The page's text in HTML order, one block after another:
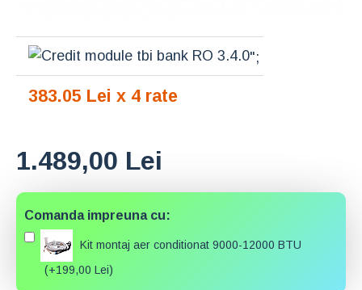
1.489,00 Lei
Comanda impreuna cu:
Kit montaj aer conditionat 9000-12000 BTU
(+199,00 Lei)
";
383.05 Lei x 4 rate